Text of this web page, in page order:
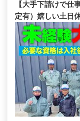
【大手下請けで仕
定有）嬉しい土日